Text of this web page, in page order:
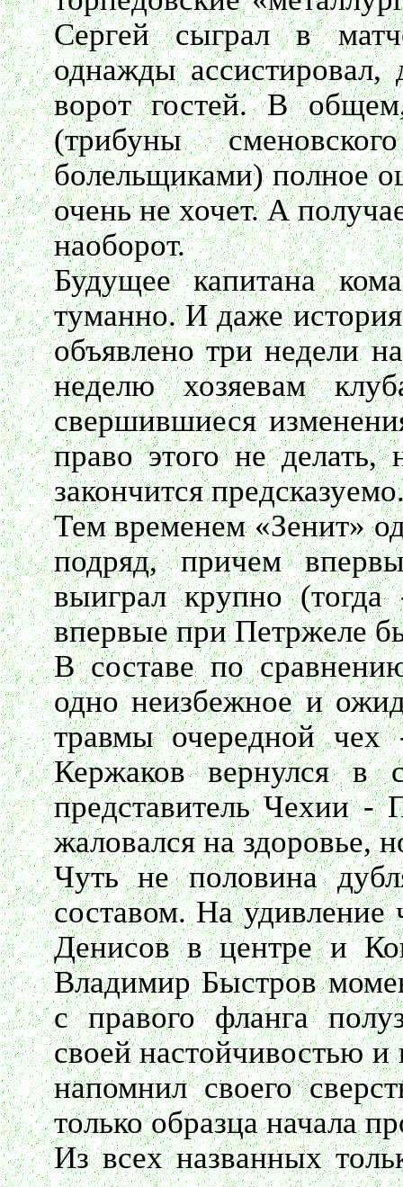
Сергей сыграл в
однажды
ворот гостей. В
(трибуны
болельщиками) полное
очень не хочет. А
наоборот.
Будущее капитана
туманно. И даже
объявлено три недели
неделю хозяевам
свершившиеся
право этого не
закончится
Тем временем «Зенит»
подряд, причем
выиграл крупно
впервые при Петржеле
В составе по
одно неизбежное и
травмы очередной
Кержаков вернулся в
представитель Чехии
жаловался на здоровье,
Чуть не половина
составом. На удивление
Денисов в центре и
Владимир Быстров
с правого фланга
своей настойчивостью
напомнил своего
только образца начала
Из всех названных